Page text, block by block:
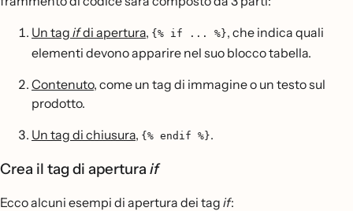
Un tag ifdi apertura, {% if ... %}, che indica quali
elementi devono apparire nel suo blocco tabella.
Contenuto, come un tag di immagine o un testo sul
prodotto.
Un tag di chiusura, {% endif %}.
Crea il tag di apertura if
Ecco alcuni esempi di apertura dei tag if: